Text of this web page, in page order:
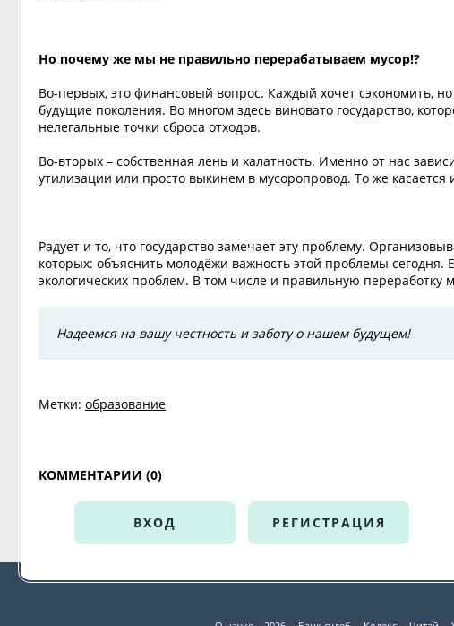
Но почему же мы не правильно перерабатываем мусор!?
Во-первых, это финансовый вопрос. Каждый хочет сэкономить,
будущие поколения. Во многом здесь виновато государство,
нелегальные точки сброса отходов.
Во-вторых – собственная лень и халатность. Именно от нас
утилизации или просто выкинем в мусоропровод. То же касается
Радует и то, что государство замечает эту проблему.
которых: объяснить молодёжи важность этой проблемы
экологических проблем. В том числе и правильную переработку
Надеемся на вашу честность и заботу о нашем будущем!
Метки: образование
КОММЕНТАРИИ (0)
ВХОД РЕГИСТРАЦИЯ